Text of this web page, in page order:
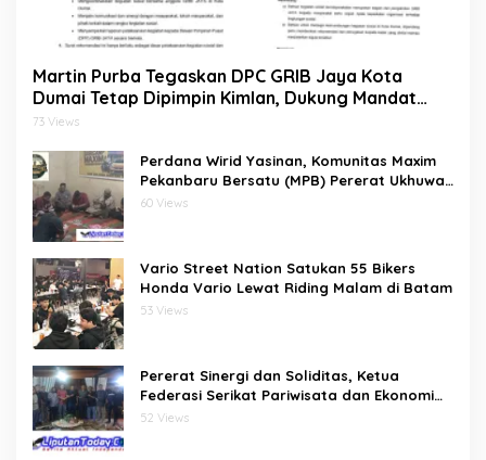
Martin Purba Tegaskan DPC GRIB Jaya Kota
Dumai Tetap Dipimpin Kimlan, Dukung Mandat
DPP kepada Agus Tera Jalankan Kegiatan Sosial
73 Views
Perdana Wirid Yasinan, Komunitas Maxim
Pekanbaru Bersatu (MPB) Pererat Ukhuwah
dan Doa Bersama di Sekretariat
60 Views
Vario Street Nation Satukan 55 Bikers
Honda Vario Lewat Riding Malam di Batam
53 Views
Pererat Sinergi dan Soliditas, Ketua
Federasi Serikat Pariwisata dan Ekonomi
Kreatif Gelar Silaturahmi Bersama
52 Views